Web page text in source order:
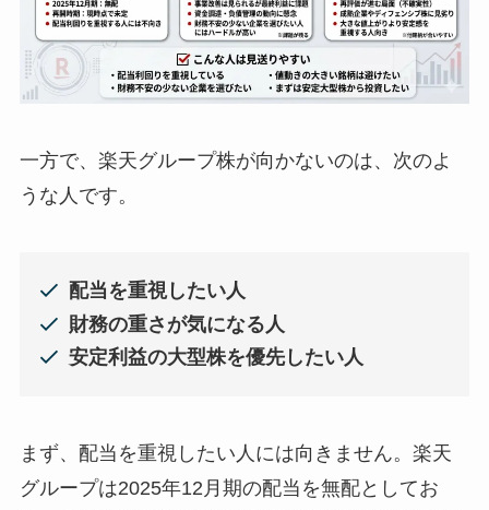
一方で、楽天グループ株が向かないのは、次のよ
うな人です。
配当を重視したい人
財務の重さが気になる人
安定利益の大型株を優先したい人
まず、配当を重視したい人には向きません。楽天
グループは2025年12月期の配当を無配としてお